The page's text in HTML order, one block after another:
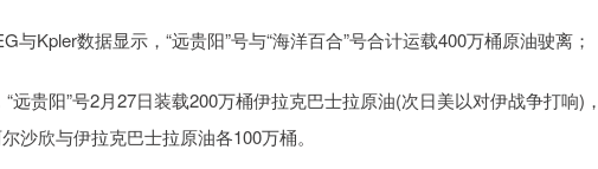
Kpler数据显示，“远贵阳”号与“海洋百合”号合计运载400万桶原油驶离；
贵阳”号2月27日装载200万桶伊拉克巴士拉原油(次日美以对伊战争打响)，
沙欣与伊拉克巴士拉原油各100万桶。